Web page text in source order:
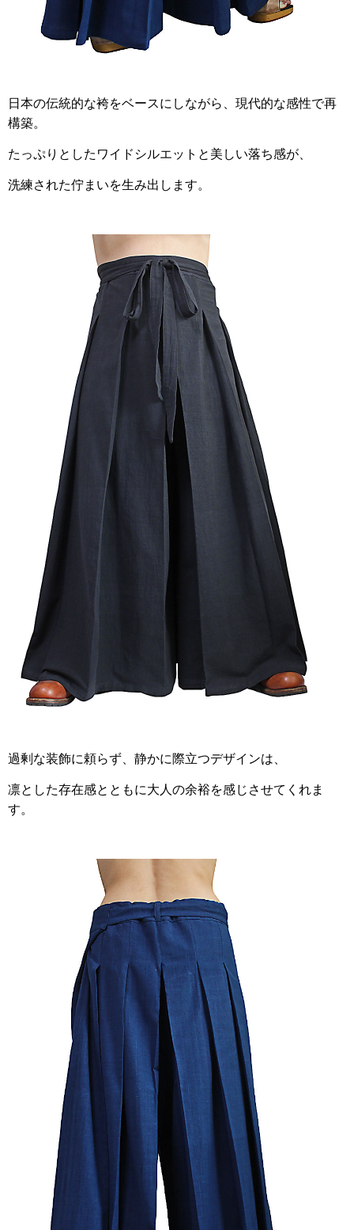
日本の伝統的な袴をベースにしながら、現代的な感性で再
構築。
たっぷりとしたワイドシルエットと美しい落ち感が、
洗練された佇まいを生み出します。
過剰な装飾に頼らず、静かに際立つデザインは、
凛とした存在感とともに大人の余裕を感じさせてくれま
す。